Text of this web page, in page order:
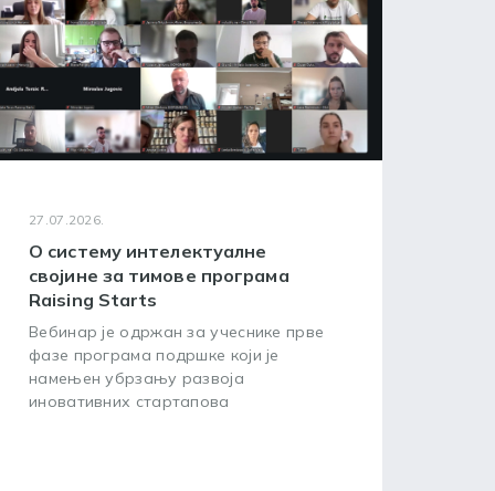
27.07.2026.
О систему интелектуалне
својине за тимове програма
Raising Starts
Вебинар је одржан за учеснике прве
фазе програма подршке који је
намењен убрзању развоја
иновативних стартапова